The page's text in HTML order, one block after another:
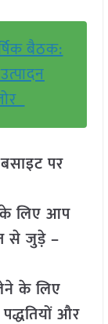
बैठक:
पर
के लिए आप
से जुड़े –
के लिए
और